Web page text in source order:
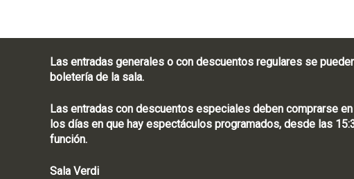
Las entradas generales o con descuentos regulares se
boletería de la sala.
Las entradas con descuentos especiales deben comprarse
los días en que hay espectáculos programados, desde las
función.
Sala Verdi